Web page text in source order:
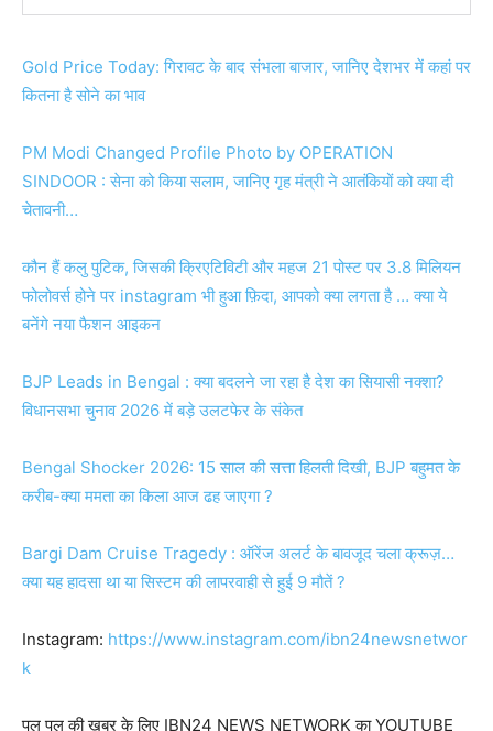
Gold Price Today: गिरावट के बाद संभला बाजार, जानिए देशभर में कहां पर
कितना है सोने का भाव
PM Modi Changed Profile Photo by OPERATION
SINDOOR : सेना को किया सलाम, जानिए गृह मंत्री ने आतंकियों को क्या दी
चेतावनी…
कौन हैं कलु पुटिक, जिसकी क्रिएटिविटी और महज 21 पोस्ट पर 3.8 मिलियन
फोलोवर्स होने पर instagram भी हुआ फ़िदा, आपको क्या लगता है … क्या ये
बनेंगे नया फैशन आइकन
BJP Leads in Bengal : क्या बदलने जा रहा है देश का सियासी नक्शा?
विधानसभा चुनाव 2026 में बड़े उलटफेर के संकेत
Bengal Shocker 2026: 15 साल की सत्ता हिलती दिखी, BJP बहुमत के
करीब-क्या ममता का किला आज ढह जाएगा ?
Bargi Dam Cruise Tragedy : ऑरेंज अलर्ट के बावजूद चला क्रूज़…
क्या यह हादसा था या सिस्टम की लापरवाही से हुई 9 मौतें ?
Instagram: https://www.instagram.com/ibn24newsnetwor
k
पल पल की खबर के लिए IBN24 NEWS NETWORK का YOUTUBE